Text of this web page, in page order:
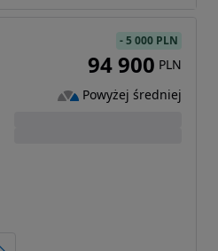
-5 000 PLN
94 900 PLN
Powyżej średniej